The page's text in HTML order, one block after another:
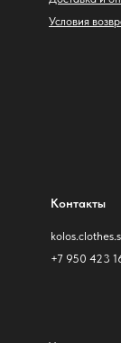
+7 950 423
Контакты
Условия